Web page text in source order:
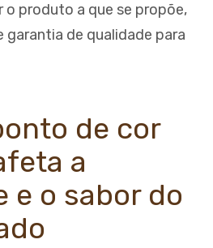
o produto a que se propõe,
garantia de qualidade para
de cor
a
e o sabor do